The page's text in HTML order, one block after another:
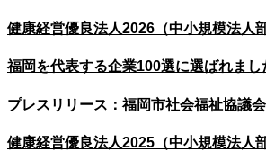
健康経営優良法人2026（中小規模法人
福岡を代表する企業100選に選ばれまし
プレスリリース：福岡市社会福祉協議
健康経営優良法人2025（中小規模法人